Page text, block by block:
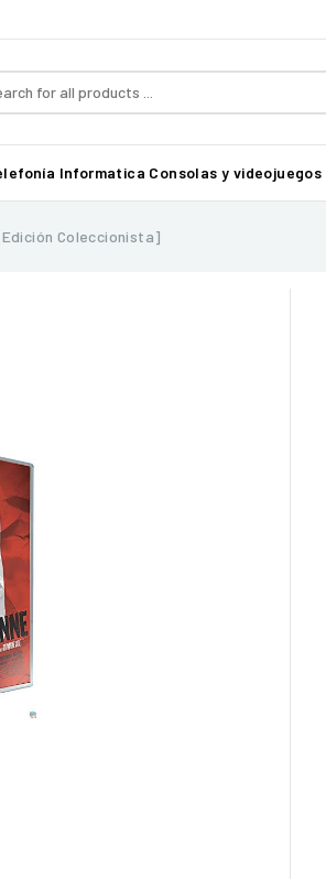
Informatica Consolas y videojuegos
Coleccionista]